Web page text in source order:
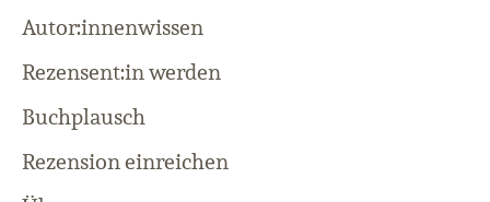
Autor:innenwissen
Rezensent:in werden
Buchplausch
Rezension einreichen